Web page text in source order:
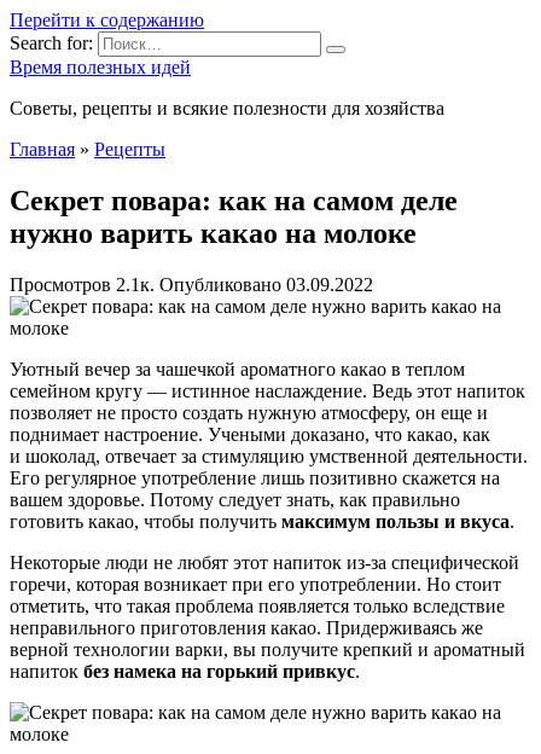
Перейти к содержанию
Search for:
Время полезных идей
Советы, рецепты и всякие полезности для хозяйства
Главная » Рецепты
Секрет повара: как на самом деле
нужно варить какао на молоке
Просмотров 2.1к. Опубликовано 03.09.2022
Уютный вечер за чашечкой ароматного какао в теплом
семейном кругу — истинное наслаждение. Ведь этот напиток
позволяет не просто создать нужную атмосферу, он еще и
поднимает настроение. Учеными доказано, что какао, как
и шоколад, отвечает за стимуляцию умственной деятельности.
Его регулярное употребление лишь позитивно скажется на
вашем здоровье. Потому следует знать, как правильно
готовить какао, чтобы получить максимум пользы и вкуса.
Некоторые люди не любят этот напиток из-за специфической
горечи, которая возникает при его употреблении. Но стоит
отметить, что такая проблема появляется только вследствие
неправильного приготовления какао. Придерживаясь же
верной технологии варки, вы получите крепкий и ароматный
напиток без намека на горький привкус.